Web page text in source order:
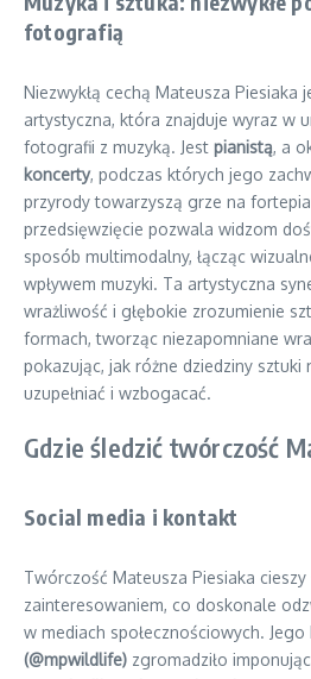
fotografią
Niezwykłą cechą Mateusza
artystyczna, która znajduje wyraz w
fotografii z muzyką. Jest pianistą, a
koncerty, podczas których jego
przyrody towarzyszą grze na
przedsięwzięcie pozwala widzom
sposób multimodalny, łącząc
wpływem muzyki. Ta artystyczna
wrażliwość i głębokie zrozumienie
formach, tworząc niezapomniane
pokazując, jak różne dziedziny sztuki
uzupełniać i wzbogacać.
Gdzie śledzić twórczość
Social media i kontakt
Twórczość Mateusza Piesiaka
zainteresowaniem, co doskonale
w mediach społecznościowych.
(@mpwildlife) zgromadziło